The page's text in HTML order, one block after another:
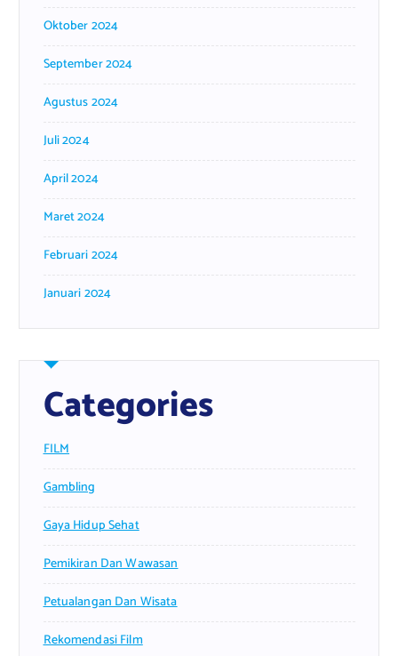
Oktober 2024
September 2024
Agustus 2024
Juli 2024
April 2024
Maret 2024
Februari 2024
Januari 2024
Categories
FILM
Gambling
Gaya Hidup Sehat
Pemikiran Dan Wawasan
Petualangan Dan Wisata
Rekomendasi Film